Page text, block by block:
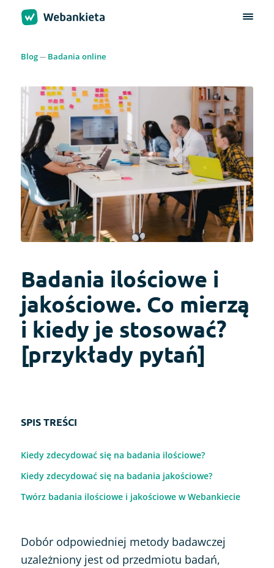
Blog Badania online
Badania ilościowe i
jakościowe. Co mierzą
i kiedy je stosować?
[przykłady pytań]
SPIS TREŚCI
Kiedy zdecydować się na badania ilościowe?
Kiedy zdecydować się na badania jakościowe?
Twórz badania ilościowe i jakościowe w Webankiecie
Dobór odpowiedniej metody badawczej
uzależniony jest od przedmiotu badań,